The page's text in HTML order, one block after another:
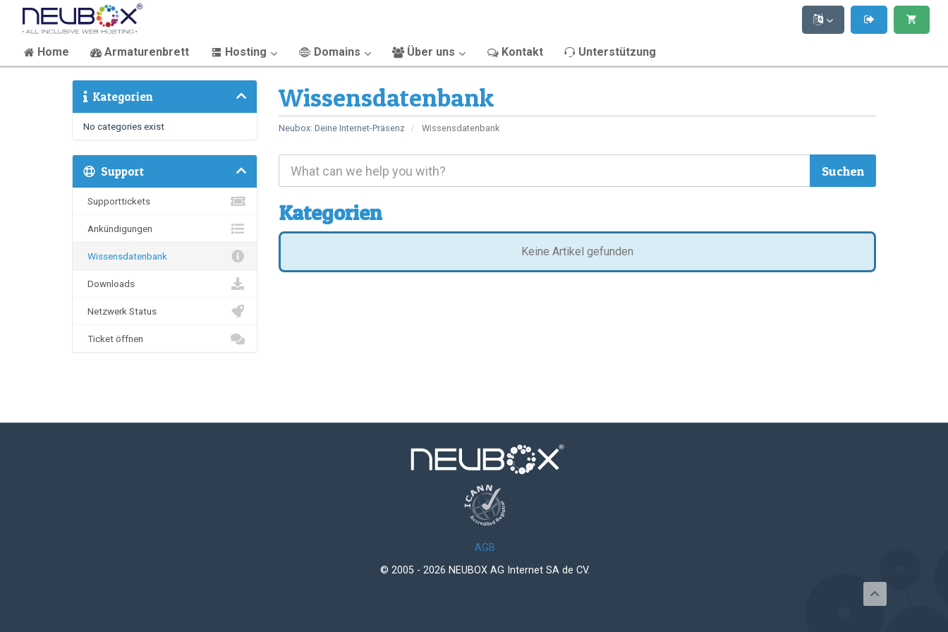
Home Armaturenbrett Hosting Domains Über uns Kontakt Unterstützung
Wissensdatenbank
Neubox: Deine Internet-Präsenz Wissensdatenbank
Kategorien
No categories exist
Kategorien
Keine Artikel gefunden
Support
Supporttickets
Ankündigungen
Wissensdatenbank
Downloads
Netzwerk Status
Ticket öffnen
AGB
© 2005 - 2026 NEUBOX AG Internet SA de CV.